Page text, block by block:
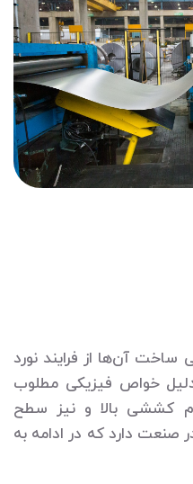
آن‌ها از فرایند نورد
خواص فیزیکی مطلوب
کششی بالا و نیز سطح
صنعت دارد که در ادامه به